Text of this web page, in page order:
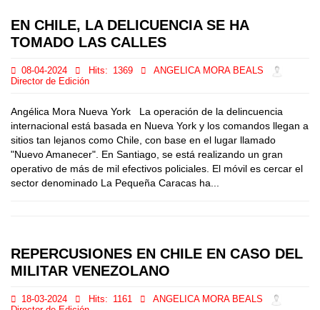
EN CHILE, LA DELICUENCIA SE HA
TOMADO LAS CALLES
08-04-2024 Hits: 1369
ANGELICA MORA BEALS
Director de Edición
Angélica Mora Nueva York La operación de la delincuencia
internacional está basada en Nueva York y los comandos llegan a
sitios tan lejanos como Chile, con base en el lugar llamado
"Nuevo Amanecer". En Santiago, se está realizando un gran
operativo de más de mil efectivos policiales. El móvil es cercar el
sector denominado La Pequeña Caracas ha...
REPERCUSIONES EN CHILE EN CASO DEL
MILITAR VENEZOLANO
18-03-2024 Hits: 1161
ANGELICA MORA BEALS